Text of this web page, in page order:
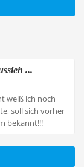
...
weiß ich noch
soll sich vorher
bekannt!!!